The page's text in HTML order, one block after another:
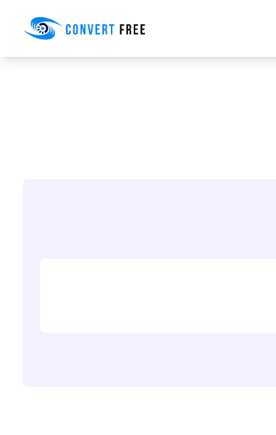
Convert Free